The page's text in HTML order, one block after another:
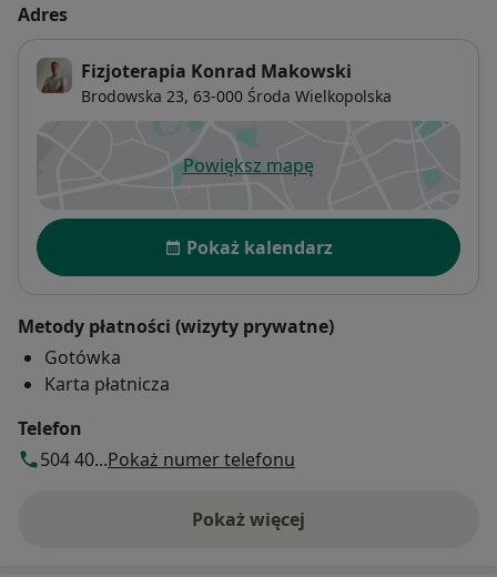
Adres
Fizjoterapia Konrad Makowski
Brodowska 23, 63-000 Środa Wielkopolska
Powiększ mapęotwiera się w nowej karcie
Dostępność
Pokaż kalendarz
Metody płatności (wizyty prywatne)
Gotówka
Karta płatnicza
Telefon
504 40...Pokaż numer telefonu
Pokaż więcej
o adresie